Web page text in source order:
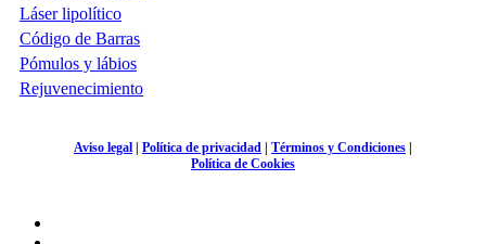
Láser lipolítico
Código de Barras
Pómulos y lábios
Rejuvenecimiento
Aviso legal Política de privacidad Términos y Condiciones
Política de Cookies